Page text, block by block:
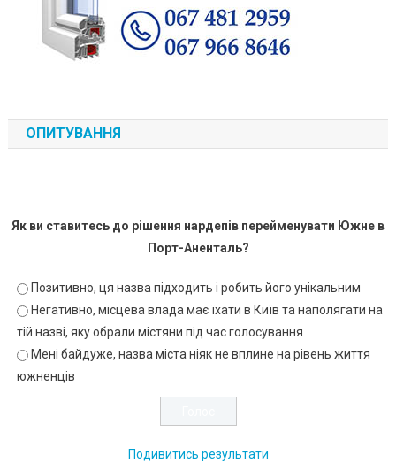
ОПИТУВАННЯ
Як ви ставитесь до рішення нардепів перейменувати Южне в
Порт-Аненталь?
Позитивно, ця назва підходить і робить його унікальним
Негативно, місцева влада має їхати в Київ та наполягати на
тій назві, яку обрали містяни під час голосування
Мені байдуже, назва міста ніяк не вплине на рівень життя
южненців
Подивитись результати